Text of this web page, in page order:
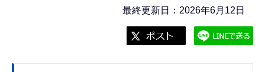
最終更新日：2026年6月12日